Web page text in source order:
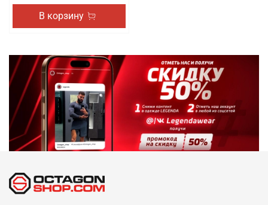
В корзину